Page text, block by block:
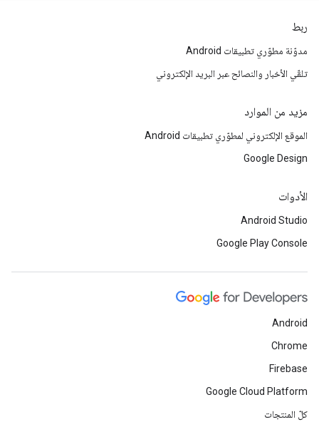
ربط
مدوّنة مطوّري تطبيقات Android
تلقّي الأخبار والنصائح عبر البريد الإلكتروني
مزيد من الموارد
الموقع الإلكتروني لمطوّري تطبيقات Android
Google Design
الأدوات
Android Studio
Google Play Console
Android
Chrome
Firebase
Google Cloud Platform
كلّ المنتجات